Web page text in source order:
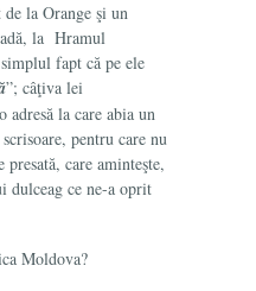
la Orange şi un
la Hramul
fapt că pe ele
”; câţiva lei
la care abia un
pentru care nu
care aminteşte,
dulceag ce ne-a oprit
Moldova?